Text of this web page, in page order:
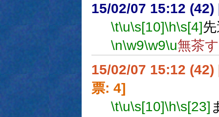
15/02/07 15:12 (42)
\t\u\s[10]\h\s[4]
\n\w9\w9\u無茶
15/02/07 15:12 (42)
票: 4]
\t\u\s[10]\h\s[23]